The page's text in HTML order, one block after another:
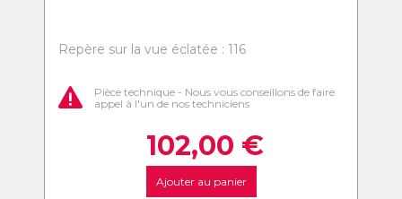
Repère sur la vue éclatée : 116
Pièce technique - Nous vous conseillons de faire
appel à l'un de nos techniciens
102,00 €
Ajouter au panier